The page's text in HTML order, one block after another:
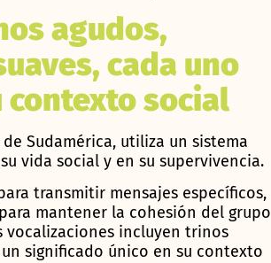
agudos,
cada uno
contexto social
Sudamérica, utiliza un sistema
vida social y en su supervivencia.
transmitir mensajes específicos,
mantener la cohesión del grupo
vocalizaciones incluyen trinos
significado único en su contexto